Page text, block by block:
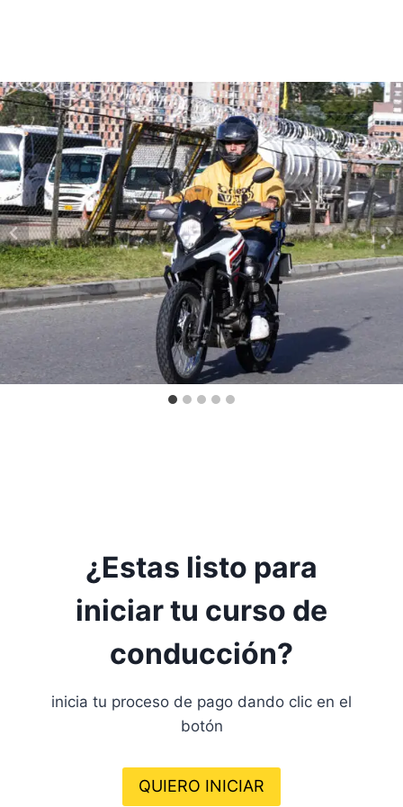
¿Estas listo para
iniciar tu curso de
conducción?
inicia tu proceso de pago dando clic en el
botón
QUIERO INICIAR